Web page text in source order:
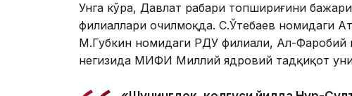
Унга кўра, Давлат раҳбари топшириғини
филиаллари очилмоқда. С.Ўтебаев номидаги
М.Губкин номидаги РДУ филиали, Ал-Фаробий
негизида МИФИ Миллий ядровий тадқиқот